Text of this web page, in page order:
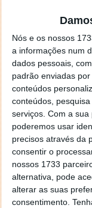
Nós e os nossos
a informações num
dados pessoais,
padrão enviadas
conteúdos
conteúdos,
serviços. Com a sua
poderemos usar
precisos através da
consentir o
nossos 1733
alternativa, pode
alterar as suas
consentimento.